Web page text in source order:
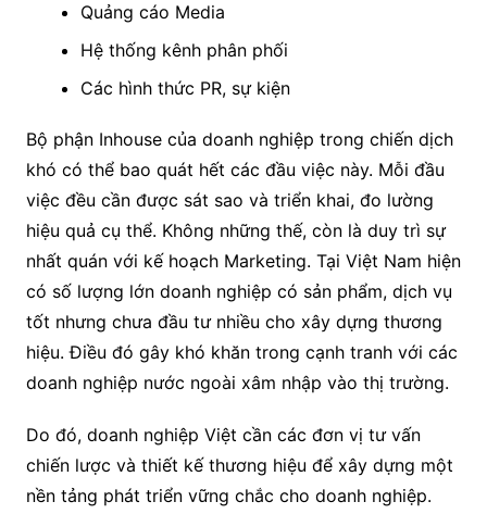
Quảng cáo Media
Hệ thống kênh phân phối
Các hình thức PR, sự kiện
Bộ phận Inhouse của doanh nghiệp trong chiến dịch
khó có thể bao quát hết các đầu việc này. Mỗi đầu
việc đều cần được sát sao và triển khai, đo lường
hiệu quả cụ thể. Không những thế, còn là duy trì sự
nhất quán với kế hoạch Marketing. Tại Việt Nam hiện
có số lượng lớn doanh nghiệp có sản phẩm, dịch vụ
tốt nhưng chưa đầu tư nhiều cho xây dựng thương
hiệu. Điều đó gây khó khăn trong cạnh tranh với các
doanh nghiệp nước ngoài xâm nhập vào thị trường.
Do đó, doanh nghiệp Việt cần các đơn vị tư vấn
chiến lược và thiết kế thương hiệu để xây dựng một
nền tảng phát triển vững chắc cho doanh nghiệp.